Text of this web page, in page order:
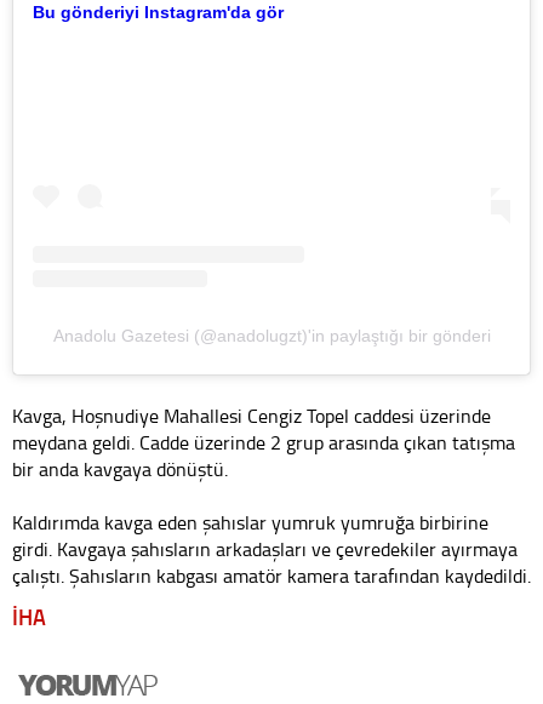
Bu gönderiyi Instagram'da gör
Anadolu Gazetesi (@anadolugzt)'in paylaştığı bir gönderi
Kavga, Hoşnudiye Mahallesi Cengiz Topel caddesi üzerinde
meydana geldi. Cadde üzerinde 2 grup arasında çıkan tatışma
bir anda kavgaya dönüştü.
Kaldırımda kavga eden şahıslar yumruk yumruğa birbirine
girdi. Kavgaya şahısların arkadaşları ve çevredekiler ayırmaya
çalıştı. Şahısların kabgası amatör kamera tarafından kaydedildi.
İHA